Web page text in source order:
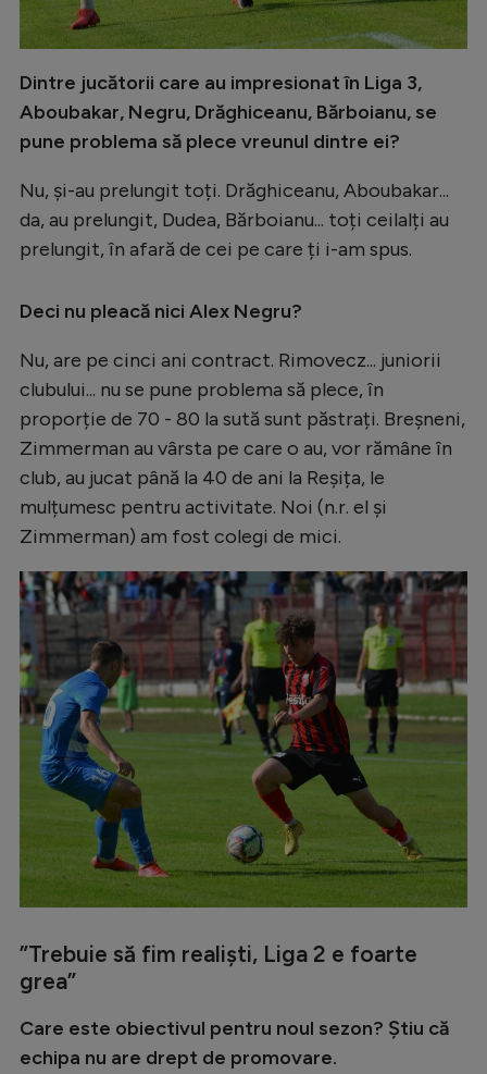
Dintre jucătorii care au impresionat în Liga 3,
Aboubakar, Negru, Drăghiceanu, Bărboianu, se
pune problema să plece vreunul dintre ei?
Nu, și-au prelungit toți. Drăghiceanu, Aboubakar...
da, au prelungit, Dudea, Bărboianu... toți ceilalți au
prelungit, în afară de cei pe care ți i-am spus.
Deci nu pleacă nici Alex Negru?
Nu, are pe cinci ani contract. Rimovecz... juniorii
clubului... nu se pune problema să plece, în
proporție de 70 - 80 la sută sunt păstrați. Breșneni,
Zimmerman au vârsta pe care o au, vor rămâne în
club, au jucat până la 40 de ani la Reșița, le
mulțumesc pentru activitate. Noi (n.r. el și
Zimmerman) am fost colegi de mici.
”Trebuie să fim realiști, Liga 2 e foarte
grea”
Care este obiectivul pentru noul sezon? Știu că
echipa nu are drept de promovare.